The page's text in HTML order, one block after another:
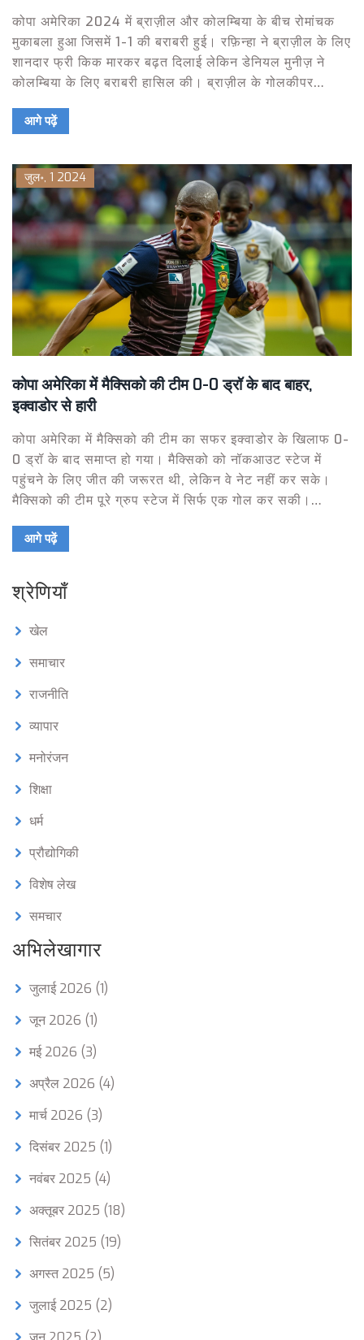
कोपा अमेरिका 2024 में ब्राज़ील और कोलम्बिया के बीच रोमांचक
मुकाबला हुआ जिसमें 1-1 की बराबरी हुई। रफ़िन्हा ने ब्राज़ील के लिए
शानदार फ्री किक मारकर बढ़त दिलाई लेकिन डेनियल मुनीज़ ने
कोलम्बिया के लिए बराबरी हासिल की। ब्राज़ील के गोलकीपर
पर खत्म हो सके।
आगे पढ़ें
जुल॰, 1 2024
कोपा अमेरिका में मैक्सिको की टीम 0-0 ड्रॉ के बाद बाहर,
इक्वाडोर से हारी
कोपा अमेरिका में मैक्सिको की टीम का सफर इक्वाडोर के खिलाफ 0-
0 ड्रॉ के बाद समाप्त हो गया। मैक्सिको को नॉकआउट स्टेज में
पहुंचने के लिए जीत की जरूरत थी, लेकिन वे नेट नहीं कर सके।
मैक्सिको की टीम पूरे ग्रुप स्टेज में सिर्फ एक गोल कर सकी।
का सामना करेगा।
आगे पढ़ें
श्रेणियाँ
खेल
समाचार
राजनीति
व्यापार
मनोरंजन
शिक्षा
धर्म
प्रौद्योगिकी
विशेष लेख
समचार
अभिलेखागार
जुलाई 2026 (1)
जून 2026 (1)
मई 2026 (3)
अप्रैल 2026 (4)
मार्च 2026 (3)
दिसंबर 2025 (1)
नवंबर 2025 (4)
अक्तूबर 2025 (18)
सितंबर 2025 (19)
अगस्त 2025 (5)
जुलाई 2025 (2)